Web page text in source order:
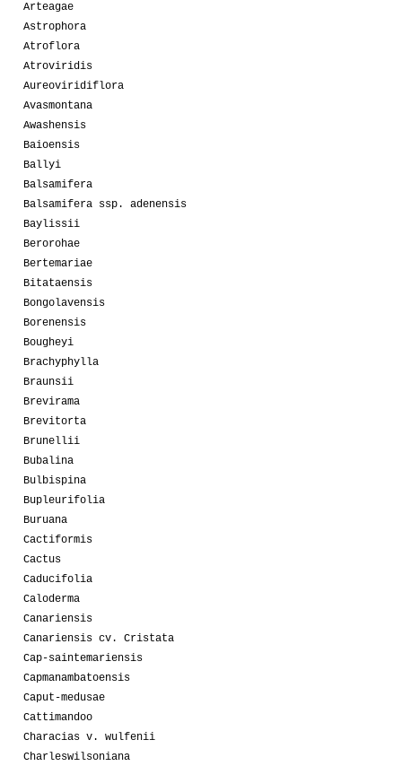
Arteagae
Astrophora
Atroflora
Atroviridis
Aureoviridiflora
Avasmontana
Awashensis
Baioensis
Ballyi
Balsamifera
Balsamifera ssp. adenensis
Baylissii
Berorohae
Bertemariae
Bitataensis
Bongolavensis
Borenensis
Bougheyi
Brachyphylla
Braunsii
Brevirama
Brevitorta
Brunellii
Bubalina
Bulbispina
Bupleurifolia
Buruana
Cactiformis
Cactus
Caducifolia
Caloderma
Canariensis
Canariensis cv. Cristata
Cap-saintemariensis
Capmanambatoensis
Caput-medusae
Cattimandoo
Characias v. wulfenii
Charleswilsoniana